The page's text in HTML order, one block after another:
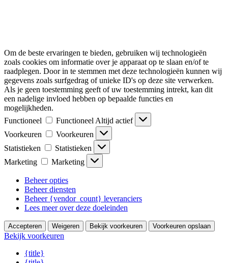
Om de beste ervaringen te bieden, gebruiken wij technologieën
zoals cookies om informatie over je apparaat op te slaan en/of te
raadplegen. Door in te stemmen met deze technologieën kunnen wij
gegevens zoals surfgedrag of unieke ID's op deze site verwerken.
Als je geen toestemming geeft of uw toestemming intrekt, kan dit
een nadelige invloed hebben op bepaalde functies en
mogelijkheden.
Functioneel
FunctioneelAltijd actief
Voorkeuren
Voorkeuren
Statistieken
Statistieken
Marketing
Marketing
Beheer opties
Beheer diensten
Beheer {vendor_count} leveranciers
Lees meer over deze doeleinden
Accepteren Weigeren Bekijk voorkeuren Voorkeuren opslaan
Bekijk voorkeuren
{title}